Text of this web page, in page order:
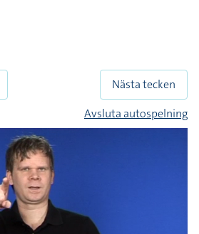
Nästa tecken
Avsluta autospelning